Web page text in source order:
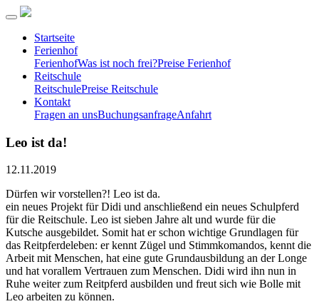
Startseite
Ferienhof
FerienhofWas ist noch frei?Preise Ferienhof
Reitschule
ReitschulePreise Reitschule
Kontakt
Fragen an unsBuchungsanfrageAnfahrt
Leo ist da!
12.11.2019
Dürfen wir vorstellen?! Leo ist da.
ein neues Projekt für Didi und anschließend ein neues Schulpferd
für die Reitschule. Leo ist sieben Jahre alt und wurde für die
Kutsche ausgebildet. Somit hat er schon wichtige Grundlagen für
das Reitpferdeleben: er kennt Zügel und Stimmkomandos, kennt die
Arbeit mit Menschen, hat eine gute Grundausbildung an der Longe
und hat vorallem Vertrauen zum Menschen. Didi wird ihn nun in
Ruhe weiter zum Reitpferd ausbilden und freut sich wie Bolle mit
Leo arbeiten zu können.